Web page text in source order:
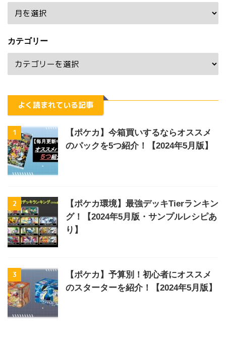
カテゴリー
よく読まれている記事
1
【ポケカ】今箱買いするならオススメ
のパックを5つ紹介！【2024年5月版】
2
【ポケカ環境】最強デッキTierランキン
グ！【2024年5月版・サンプルレシピあ
り】
3
【ポケカ】予算別！初心者にオススメ
のスターターを紹介！【2024年5月版】